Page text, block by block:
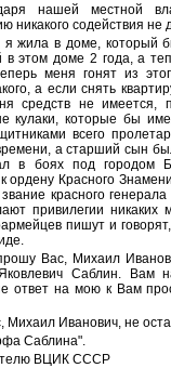
нашей местной
никакого содействия не
я жила в доме, который
в этом доме 2 года, а
меня гонят из
а если снять
средств не имеется,
кулаки, которые бы
всего
а старший сын
в боях под городом
ордену Красного
красного
привилегии
пишут и
Вас, Михаил
Саблин. Вам
ответ на мою к Вам
Иванович, не
Саблина".
ВЦИК СССР